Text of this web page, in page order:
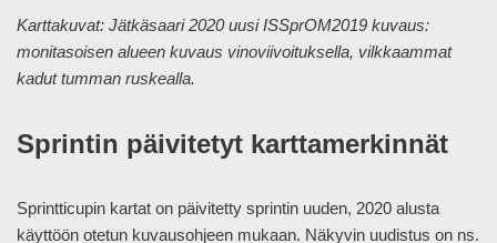
Karttakuvat: Jätkäsaari 2020 uusi ISSprOM2019 kuvaus:
monitasoisen alueen kuvaus vinoviivoituksella, vilkkaammat
kadut tumman ruskealla.
Sprintin päivitetyt karttamerkinnät
Sprintticupin kartat on päivitetty sprintin uuden, 2020 alusta
käyttöön otetun kuvausohjeen mukaan. Näkyvin uudistus on ns.